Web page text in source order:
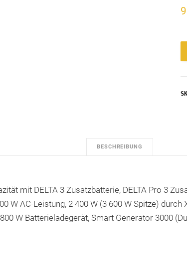
BESCHREIBUNG
mit DELTA 3 Zusatzbatterie, DELTA Pro 3
W AC-Leistung, 2 400 W (3 600 W Spitze)
W Batterieladegerät, Smart Generator 3000